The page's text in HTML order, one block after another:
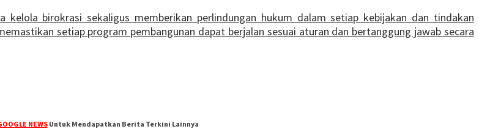
birokrasi sekaligus memberikan perlindungan hukum dalam setiap kebijakan dan tindakan
setiap program pembangunan dapat berjalan sesuai aturan dan bertanggung jawab secara
NEWSUntuk Mendapatkan Berita Terkini Lainnya